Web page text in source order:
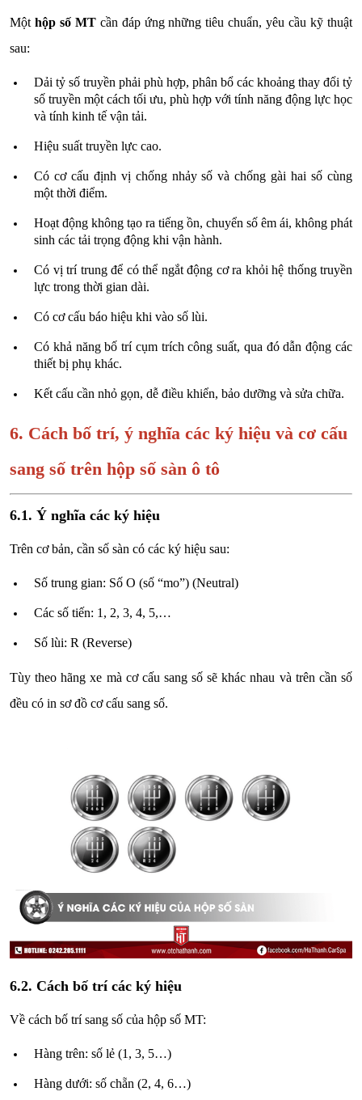
Một hộp số MTcần đáp ứng những tiêu chuẩn, yêu cầu kỹ thuật
sau:
Dải tỷ số truyền phải phù hợp, phân bổ các khoảng thay đổi tỷ
số truyền một cách tối ưu, phù hợp với tính năng động lực học
và tính kinh tế vận tải.
Hiệu suất truyền lực cao.
Có cơ cấu định vị chống nhảy số và chống gài hai số cùng
một thời điểm.
Hoạt động không tạo ra tiếng ồn, chuyển số êm ái, không phát
sinh các tải trọng động khi vận hành.
Có vị trí trung để có thể ngắt động cơ ra khỏi hệ thống truyền
lực trong thời gian dài.
Có cơ cấu báo hiệu khi vào số lùi.
Có khả năng bố trí cụm trích công suất, qua đó dẫn động các
thiết bị phụ khác.
Kết cấu cần nhỏ gọn, dễ điều khiển, bảo dưỡng và sửa chữa.
6. Cách bố trí, ý nghĩa các ký hiệu và cơ cấu
sang số trên hộp số sàn ô tô
6.1. Ý nghĩa các ký hiệu
Trên cơ bản, cần số sàn có các ký hiệu sau:
Số trung gian: Số O (số “mo”) (Neutral)
Các số tiến: 1, 2, 3, 4, 5,…
Số lùi: R (Reverse)
Tùy theo hãng xe mà cơ cấu sang số sẽ khác nhau và trên cần số
đều có in sơ đồ cơ cấu sang số.
6.2. Cách bố trí các ký hiệu
Về cách bố trí sang số của hộp số MT:
Hàng trên: số lẻ (1, 3, 5…)
Hàng dưới: số chẵn (2, 4, 6…)